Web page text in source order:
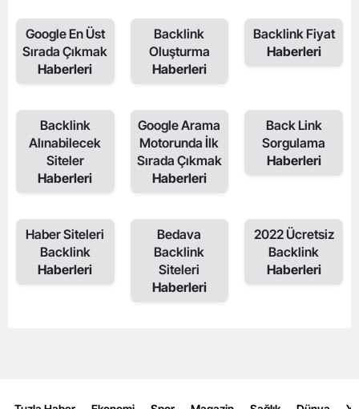
Google En Üst
Sırada Çıkmak
Haberleri
Backlink
Oluşturma
Haberleri
Backlink Fiyat
Haberleri
Backlink
Alınabilecek
Siteler
Haberleri
Google Arama
Motorunda İlk
Sırada Çıkmak
Haberleri
Back Link
Sorgulama
Haberleri
Haber Siteleri
Backlink
Haberleri
Bedava
Backlink
Siteleri
Haberleri
2022 Ücretsiz
Backlink
Haberleri